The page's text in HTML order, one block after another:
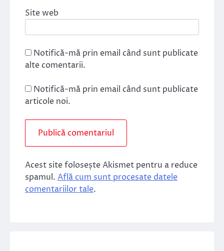
Site web
Notifică-mă prin email când sunt publicate
alte comentarii.
Notifică-mă prin email când sunt publicate
articole noi.
Acest site folosește Akismet pentru a reduce
spamul. Află cum sunt procesate datele
comentariilor tale.